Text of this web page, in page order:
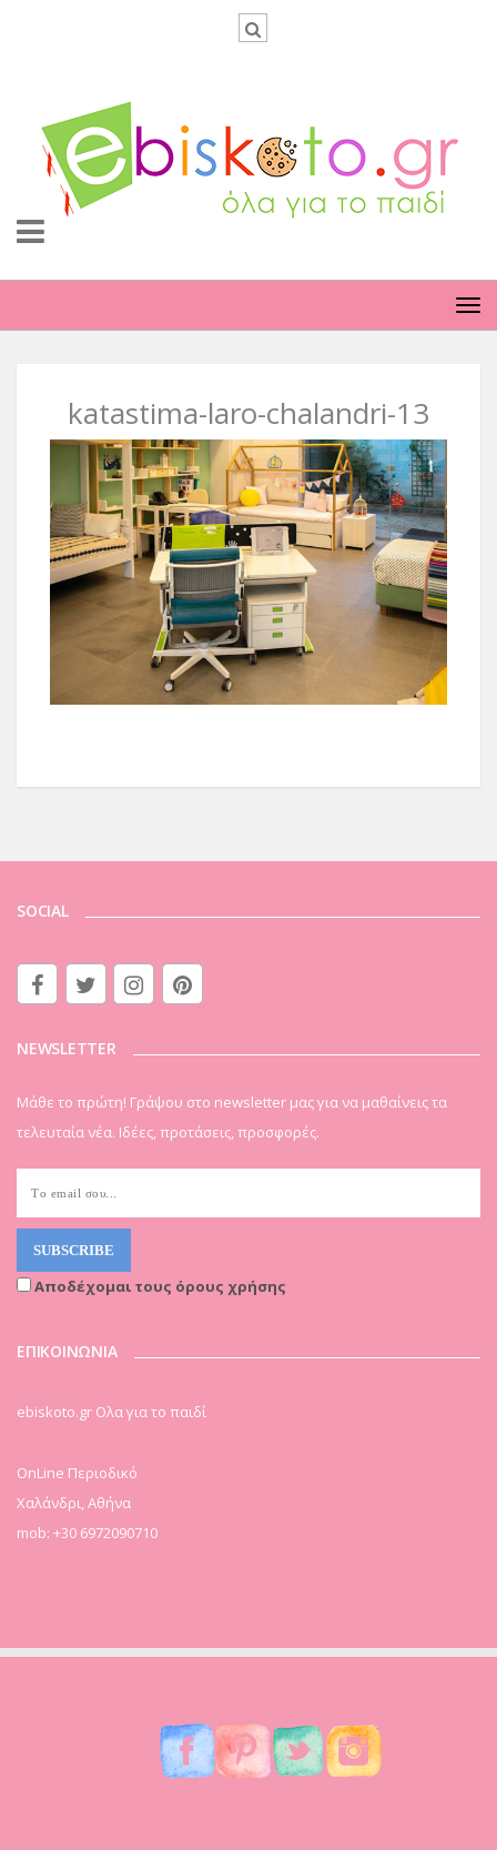
katastima-laro-chalandri-13
SOCIAL
NEWSLETTER
Μάθε το πρώτη! Γράψου στο newsletter μας για να μαθαίνεις τα
τελευταία νέα. Ιδέες, προτάσεις, προσφορές.
Αποδέχομαι τους όρους χρήσης
ΕΠΙΚΟΙΝΩΝΙΑ
ebiskoto.gr Ολα για το παιδί
OnLine Περιοδικό
Χαλάνδρι, Αθήνα
mob: +30 6972090710